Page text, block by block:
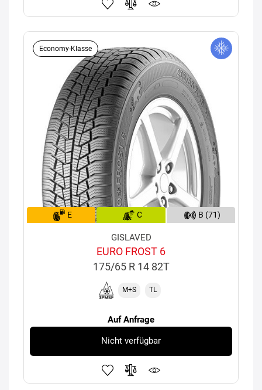
Economy-Klasse
E C B (71)
GISLAVED
EURO FROST 6
175/65 R 14 82T
M+S TL
Auf Anfrage
Nicht verfügbar